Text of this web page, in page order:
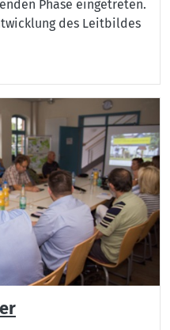
Phase eingetreten.
des Leitbildes